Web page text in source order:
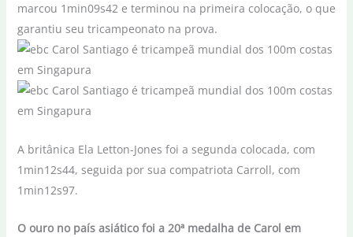
marcou 1min09s42 e terminou na primeira colocação, o que
garantiu seu tricampeonato na prova.
A britânica Ela Letton-Jones foi a segunda colocada, com
1min12s44, seguida por sua compatriota Carroll, com
1min12s97.
O ouro no país asiático foi a 20ª medalha de Carol em